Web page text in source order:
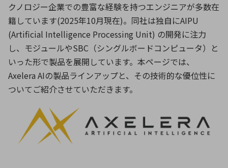
クノロジー企業での豊富な経験を持つエンジニアが多数在
籍しています(2025年10月現在)。同社は独自にAIPU
(Artificial Intelligence Processing Unit) の開発に注力
し、モジュールやSBC（シングルボードコンピュータ）と
いった形で製品を展開しています。本ページでは、
Axelera AIの製品ラインアップと、その技術的な優位性に
ついてご紹介させていただきます。